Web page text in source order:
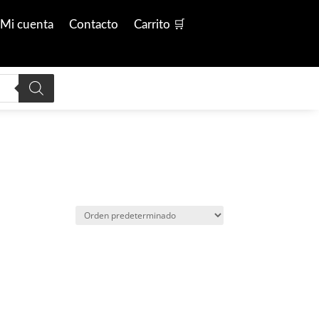
Mi cuenta Contacto Carrito 🛒